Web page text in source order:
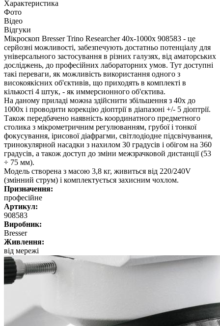
Характеристика
Фото
Відео
Відгуки
Мікроскоп Bresser Trino Researcher 40x-1000x 908583 - це
серйозні можливості, забезпечують достатньо потенціалу для
універсального застосування в різних галузях, від аматорських
досліджень, до професійних лабораторних умов. Тут доступні
такі переваги, як можливість використання одного з
високоякісних об'єктивів, що приходять в комплекті в
кількості 4 штук, - як иммерсионного об'єктива.
На даному приладі можна здійснити збільшення з 40х до
1000х і проводити корекцію діоптрії в діапазоні +/- 5 діоптрії.
Також передбачено наявність координатного предметного
столика з мікрометричним регулюванням, грубої і тонкої
фокусування, ірисової діафрагми, світлодіодне підсвічування,
тринокулярной насадки з нахилом 30 градусів і обігом на 360
градусів, а також доступ до зміни межзрачковой дистанції (53
÷ 75 мм).
Модель створена з масою 3,8 кг, живиться від 220/240V
(змінний струм) і комплектується захисним чохлом.
Призначення:
професійне
Артикул:
908583
Виробник:
Bresser
Живлення:
від мережі